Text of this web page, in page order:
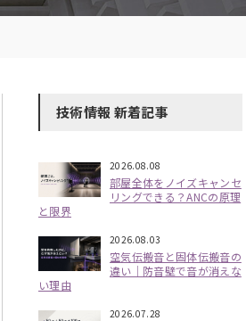
技術情報 新着記事
2026.08.08
部屋全体をノイズキャンセ
リングできる？ANCの原理
と限界
2026.08.03
空気伝搬音と固体伝搬音の
違い｜防音壁で音が消えな
い理由
2026.07.28